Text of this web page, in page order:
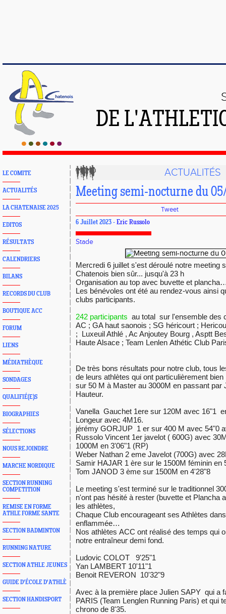
DE
LE COMITE
ACTUALITÉS
LA CHATENAISE 2025
EDITOS
RÉSULTATS
CALENDRIERS
BILANS
RECORDS DU CLUB
BOUTIQUE ACC
FORUM
LIENS
MÉDIATHÈQUE
SONDAGES
QUALIFIÉ(E)S
BIOGRAPHIES
SÉLECTIONS
NOUS REJOINDRE
MARCHE NORDIQUE
SECTION RUNNING
COMPETITION
REMISE EN FORME
ATHLE FORME SANTE
SECTION BADMINTON
RUNNING NATURE
SECTION ATHLE JEUNES
GUIDE D'ÉCOLE D'ATHLÈ
SECTION HANDISPORT
ACTUALITÉS
Meeting semi-nocturne du
Tweet
6 Juillet 2023 - Eric Russolo
Stade
Mercredi 6 juillet s'est déroulé notre meeting
Chatenois bien sûr... jusqu'à 23 h
Organisation au top avec buvette et
Les bénévoles ont été au rendez-vous ainsi
clubs participants.
242 participants au total sur l'ensemble des
AC ; GA haut saonois ; SG héricourt ;
; Luxeuil Athlé , Ac Anjoutey Bourg , Asptt
Haute Alsace ; Team Lenlen Athétic Club
De très bons résultats pour notre club, tous
de leurs athlètes qui ont particulièrement
sur 50 M à Master au 3000M en passant par
Hauteur.
Vanella Gauchet 1ere sur 120M avec 16"1
Longeur avec 4M16.
jérémy GORJUP 1 er sur 400 M avec 54"0
Russolo Vincent 1er javelot ( 600G) avec
1000M en 3'06"1 (RP)
Weber Nathan 2 eme Javelot (700G) avec
Samir HAJAR 1 ère sur le 1500M féminin
Tom JANOD 3 ème sur 1500M en 4'28"8
Le meeting s'est terminé sur le traditionnel
n'ont pas hésité à rester (buvette et Plancha
les athlètes,
Chaque Club encourageant ses Athlètes
enflammée…
Nos athlètes ACC ont réalisé des temps qui
notre entraîneur demi fond.
Ludovic COLOT 9'25"1
Yan LAMBERT 10'11"1
Benoit REVERON 10'32"9
Avec à la première place Julien SAPY qui a
PARIS (Team Lenglen Running Paris) et qui
chrono de 8'35.